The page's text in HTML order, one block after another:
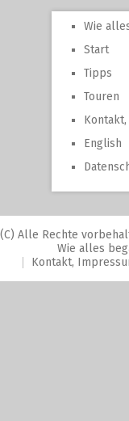
Wie
Start
Tipps
Touren
English
(C) Alle Rechte
Wie alles
Kontakt,